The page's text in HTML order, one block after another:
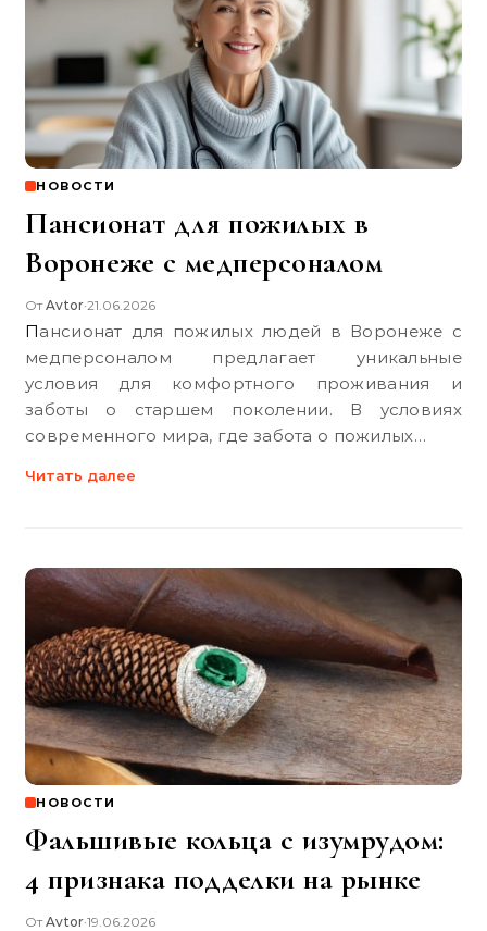
НОВОСТИ
Пансионат для пожилых в
Воронеже с медперсоналом
ОтAvtor•21.06.2026
Пансионат для пожилых людей в Воронеже с
медперсоналом предлагает уникальные
условия для комфортного проживания и
заботы о старшем поколении. В условиях
современного мира, где забота о пожилых…
Читать далее
НОВОСТИ
Фальшивые кольца с изумрудом:
4 признака подделки на рынке
ОтAvtor•19.06.2026